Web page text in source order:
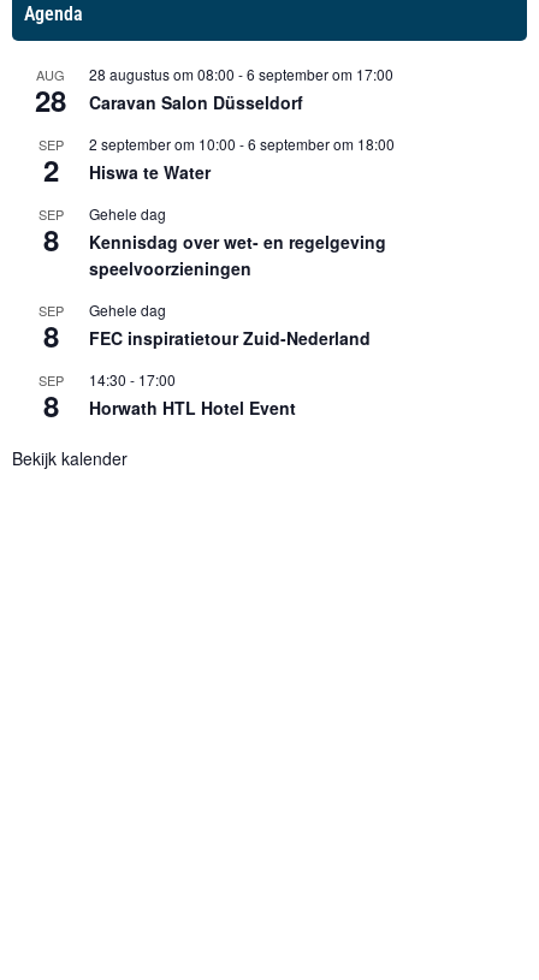
Agenda
AUG
28
28 augustus om 08:00 -6 september om 17:00
Caravan Salon Düsseldorf
SEP
2
2 september om 10:00 -6 september om 18:00
Hiswa te Water
SEP
8
Gehele dag
Kennisdag over wet- en regelgeving
speelvoorzieningen
SEP
8
Gehele dag
FEC inspiratietour Zuid-Nederland
SEP
8
14:30 - 17:00
Horwath HTL Hotel Event
Bekijk kalender